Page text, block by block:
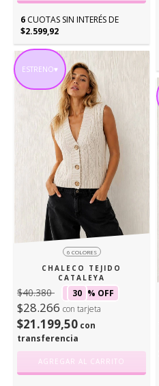
6 CUOTAS SIN INTERÉS DE
$2.599,92
ESTRENO♥
6 COLORES
CHALECO TEJIDO
CATALEYA
$40.380 30 % OFF
$28.266 con tarjeta
$21.199,50 con
transferencia
AGREGAR AL CARRITO